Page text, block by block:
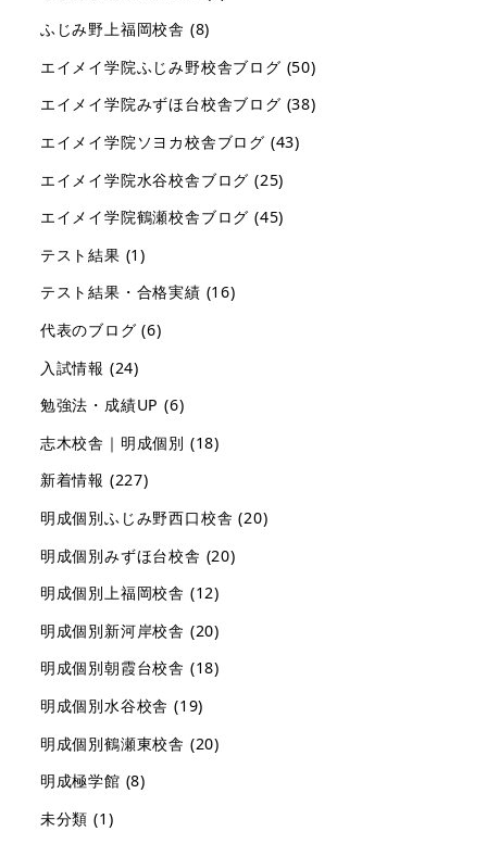
ふじみ野上福岡校舎 (8)
エイメイ学院ふじみ野校舎ブログ (50)
エイメイ学院みずほ台校舎ブログ (38)
エイメイ学院ソヨカ校舎ブログ (43)
エイメイ学院水谷校舎ブログ (25)
エイメイ学院鶴瀬校舎ブログ (45)
テスト結果 (1)
テスト結果・合格実績 (16)
代表のブログ (6)
入試情報 (24)
勉強法・成績UP (6)
志木校舎｜明成個別 (18)
新着情報 (227)
明成個別ふじみ野西口校舎 (20)
明成個別みずほ台校舎 (20)
明成個別上福岡校舎 (12)
明成個別新河岸校舎 (20)
明成個別朝霞台校舎 (18)
明成個別水谷校舎 (19)
明成個別鶴瀬東校舎 (20)
明成極学館 (8)
未分類 (1)